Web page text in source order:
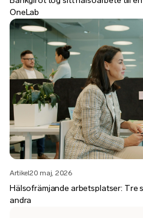
OneLab
Artikel20 maj, 2026
Hälsofrämjande arbetsplatser: Tre
andra